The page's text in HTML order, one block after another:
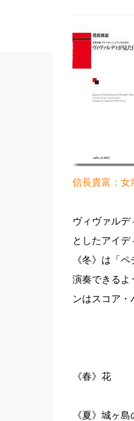
信長貴富：
ヴィヴァル
としたアイデ
《冬》は「
演奏できるよ
ンはスコア・
《春》花
《夏》城ヶ島